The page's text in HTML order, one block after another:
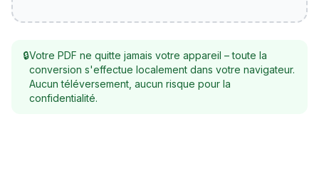
🔒Votre PDF ne quitte jamais votre appareil – toute la
conversion s'effectue localement dans votre navigateur.
Aucun téléversement, aucun risque pour la
confidentialité.